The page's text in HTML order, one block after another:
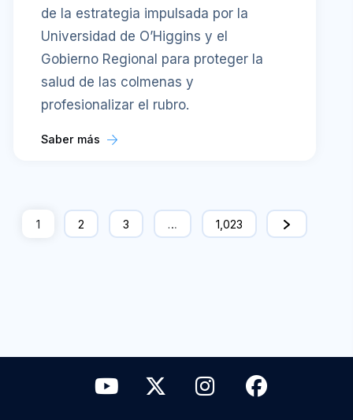
de la estrategia impulsada por la
Universidad de O’Higgins y el
Gobierno Regional para proteger la
salud de las colmenas y
profesionalizar el rubro.
Saber más
1 2 3 … 1,023